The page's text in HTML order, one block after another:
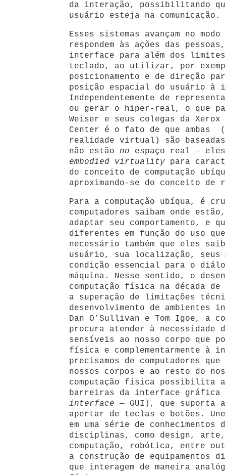
da interação, possibilitando
usuário esteja na comunicação.
Esses sistemas avançam no modo
respondem às ações das
interface para além dos
teclado, ao utilizar, por
posicionamento e de direção
posição espacial do usuário à
Independentemente de
ou gerar o hiper-real, o que
Weiser e seus colegas da Xerox
Center é o fato de que ambas
realidade virtual) são
não estão no espaço real —
embodied virtuality para
do conceito de computação
aproximando-se do conceito de
Para a computação ubíqua, é
computadores saibam onde
adaptar seu comportamento, e
diferentes em função do uso
necessário também que eles
usuário, sua localização, seus
condição essencial para o
máquina. Nesse sentido, o
computação física na década
a superação de limitações
desenvolvimento de ambientes
Dan O’Sullivan e Tom Igoe, a
procura atender à necessidade
sensíveis ao nosso corpo que
física e complementarmente à
precisamos de computadores
nossos corpos e ao resto do
computação física possibilita a
barreiras da interface gráfica
interface — GUI), que suporta
apertar de teclas e botões.
em uma série de conhecimentos
disciplinas, como design, arte,
computação, robótica, entre
a construção de equipamentos
que interagem de maneira